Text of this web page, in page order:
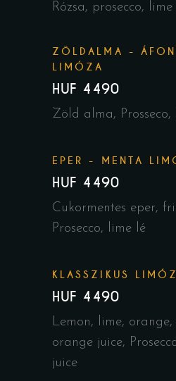
Rózsa, prosecco, lime
ZÖLDALMA -
LIMÓZA
HUF 4490
Zöld alma, Prosseco,
EPER - MENTA
HUF 4490
Cukormentes eper,
Prosecco, lime lé
KLASSZIKUS
HUF 4490
Lemon, lime, orange,
orange juice,
juice